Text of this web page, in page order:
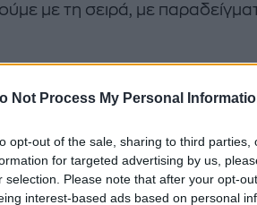
Not Process My Personal
opt-out of the sale, sharing to third
for targeted advertising by us,
selection. Please note that after your opt-
interest-based ads based on personal
με τη σειρά, με
διαφορά που
έχει συγκεκριμένη πρόθεση.
όπου ψάχνει ενεργά. Το